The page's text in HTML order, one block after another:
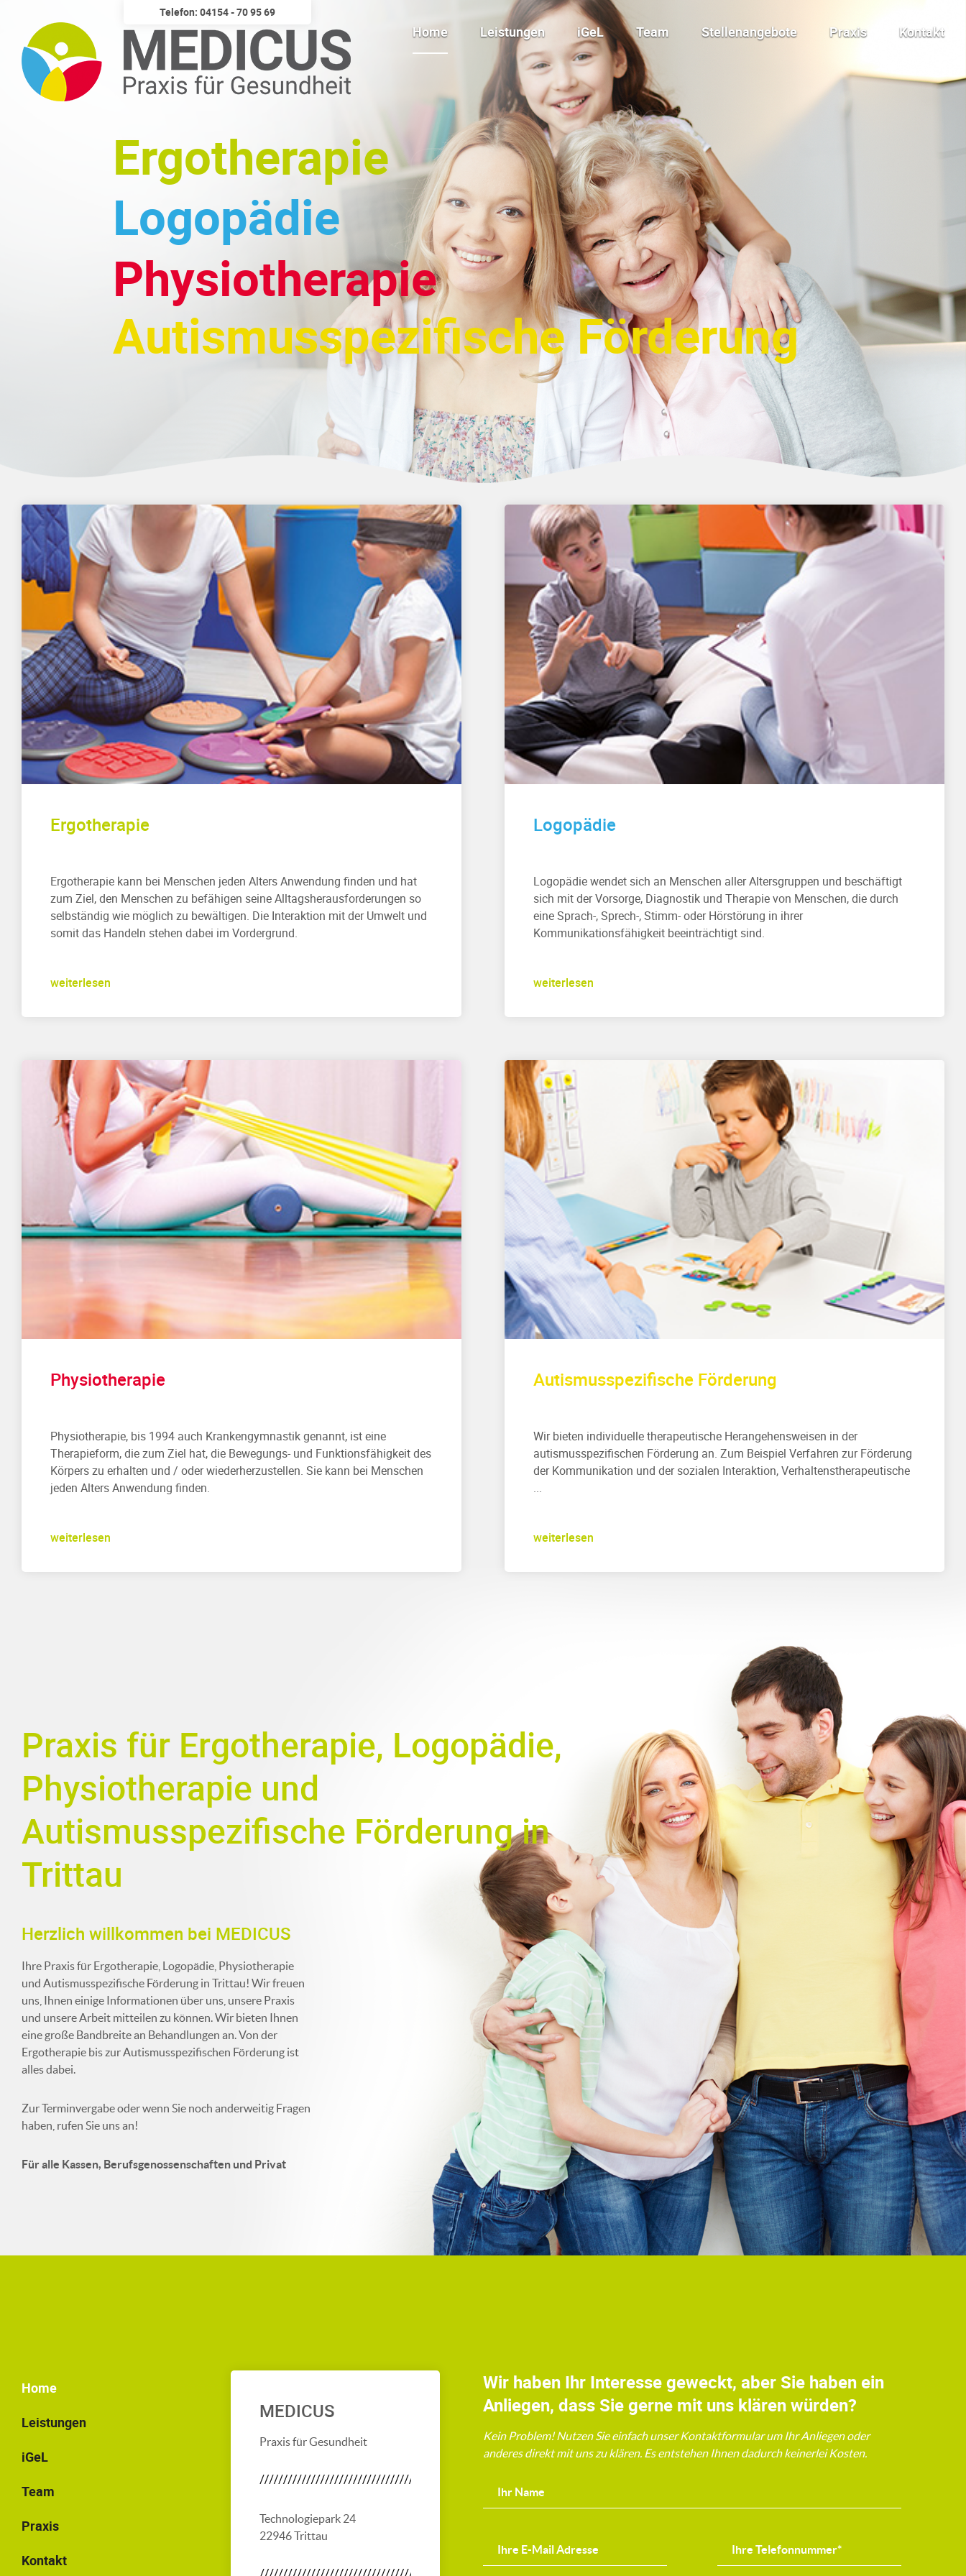
Telefon: 04154 - 70 95 69
Home Leistungen
Ergotherapie
Logopädie
Physiotherapie
Autismusspezifische
Förderung
iGeL
Kinesio-Tape
Klassische Massagen
Manuelle
Lymphdrainagen
Babymassagekurs
Cranio Sacral Therapie
Team Stellenangebote Praxis Kontakt
Ergotherapie
Logopädie
Physiotherapie
Autismusspezifische Förderung
Ergotherapie
Ergotherapie kann bei Menschen jeden Alters Anwendung finden und hat
zum Ziel, den Menschen zu befähigen seine Alltagsherausforderungen so
selbständig wie möglich zu bewältigen. Die Interaktion mit der Umwelt und
somit das Handeln stehen dabei im Vordergrund.
weiterlesen
Logopädie
Logopädie wendet sich an Menschen aller Altersgruppen und beschäftigt
sich mit der Vorsorge, Diagnostik und Therapie von Menschen, die durch
eine Sprach-, Sprech-, Stimm- oder Hörstörung in ihrer
Kommunikationsfähigkeit beeinträchtigt sind.
weiterlesen
Physiotherapie
Physiotherapie, bis 1994 auch Krankengymnastik genannt, ist eine
Therapieform, die zum Ziel hat, die Bewegungs- und Funktionsfähigkeit des
Körpers zu erhalten und / oder wiederherzustellen. Sie kann bei Menschen
jeden Alters Anwendung finden.
weiterlesen
Autismus­spezifische Förderung
Wir bieten individuelle therapeutische Herangehensweisen in der
autismusspezifischen Förderung an. Zum Beispiel Verfahren zur Förderung
der Kommunikation und der sozialen Interaktion, Verhaltenstherapeutische
...
weiterlesen
Praxis für Ergotherapie, Logopädie,
Physiotherapie und
Autismusspezifische Förderung in
Trittau
Herzlich willkommen bei MEDICUS
Ihre Praxis für Ergotherapie, Logopädie, Physiotherapie
und Autismusspezifische Förderung in Trittau! Wir freuen
uns, Ihnen einige Informationen über uns, unsere Praxis
und unsere Arbeit mitteilen zu können. Wir bieten Ihnen
eine große Bandbreite an Behandlungen an. Von der
Ergotherapie bis zur Autismusspezifischen Förderung ist
alles dabei.
Zur Terminvergabe oder wenn Sie noch anderweitig Fragen
haben, rufen Sie uns an!
Für alle Kassen, Berufsgenossenschaften und Privat
Home
Leistungen
iGeL
Team
Praxis
Kontakt
MEDICUS
Praxis für Gesundheit
Technologiepark 24
22946 Trittau
Wir haben Ihr Interesse geweckt, aber Sie haben ein
Anliegen, dass Sie gerne mit uns klären würden?
Kein Problem! Nutzen Sie einfach unser Kontaktformular um Ihr Anliegen oder
anderes direkt mit uns zu klären. Es entstehen Ihnen dadurch keinerlei Kosten.